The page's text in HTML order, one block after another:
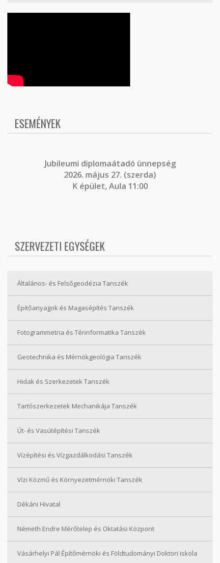
ESEMÉNYEK
Jubileumi diplomaátadó ünnepség
2026. május 27. (szerda)
K épület, Aula 11:00
SZERVEZETI EGYSÉGEK
Általános- és Felsőgeodézia Tanszék
Építőanyagok és Magasépítés Tanszék
Fotogrammetria és Térinformatika Tanszék
Geotechnika és Mérnökgeológia Tanszék
Hidak és Szerkezetek Tanszék
Tartószerkezetek Mechanikája Tanszék
Út- és Vasútépítési Tanszék
Vízépítési és Vízgazdálkodási Tanszék
Vízi Közmű és Környezetmérnöki Tanszék
Dékáni Hivatal
Németh Endre Mérőtelep és Oktatási Központ
Vásárhelyi Pál Építőmérnöki és Földtudományi Doktori iskola